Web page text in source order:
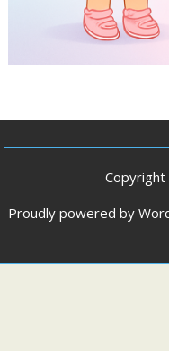
Proudly powered by